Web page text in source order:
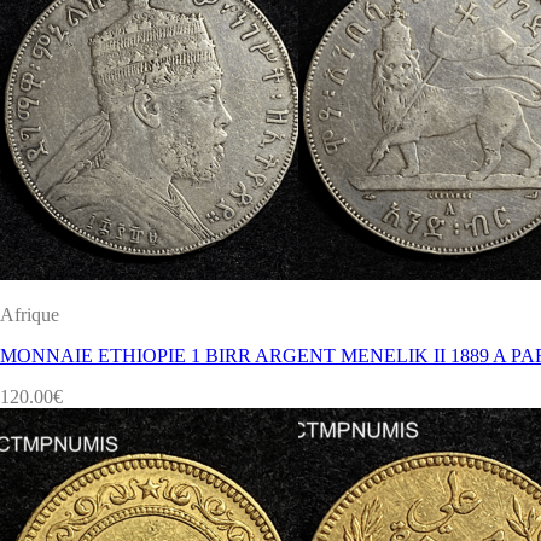
Afrique
MONNAIE ETHIOPIE 1 BIRR ARGENT MENELIK II 1889 A
120.00€